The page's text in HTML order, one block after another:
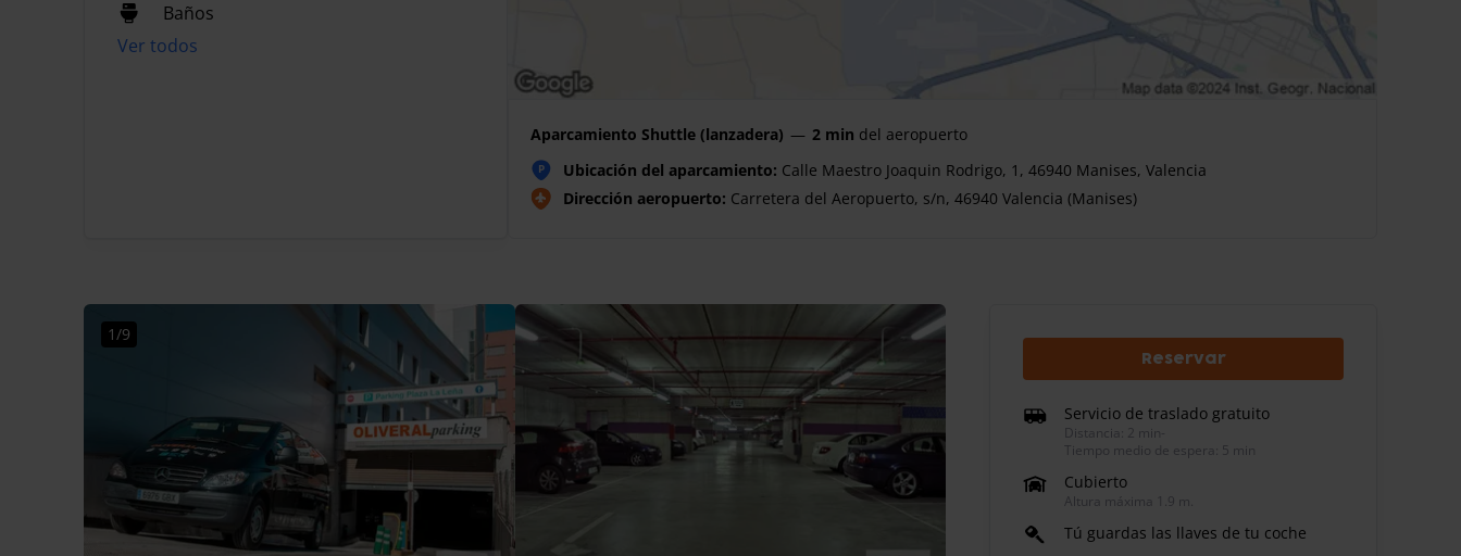
Baños
Ver todos
Aparcamiento Shuttle (lanzadera) — 2 min del aeropuerto
P Ubicación del aparcamiento: Calle Maestro Joaquin Rodrigo, 1, 46940 Manises, Valencia
Dirección aeropuerto: Carretera del Aeropuerto, s/n, 46940 Valencia (Manises)
1/9
Reservar
Servicio de traslado gratuito
Distancia: 2 min
Tiempo medio de espera: 5 min
Cubierto
Altura máxima 1.9 m.
Tú guardas las llaves de tu coche